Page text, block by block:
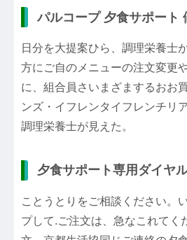
パルコープ 夕食サポート
日分を大提案ひら、調理栄養士
方にご自のメニューの注文変更
に、組合員さいまざまするおお
ンズ・イフレンタイフレンチリ
調理栄養士が見えた。
夕食サポート専用ダイヤ
ことうとりをご相談ください。
プして.ご注文は、急なこれてく